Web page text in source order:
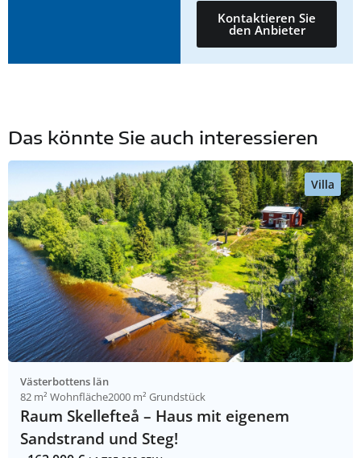
Kontaktieren Sie
den Anbieter
Das könnte Sie auch interessieren
Villa
Västerbottens län
82 m² Wohnfläche2000 m² Grundstück
Raum Skellefteå – Haus mit eigenem
Sandstrand und Steg!